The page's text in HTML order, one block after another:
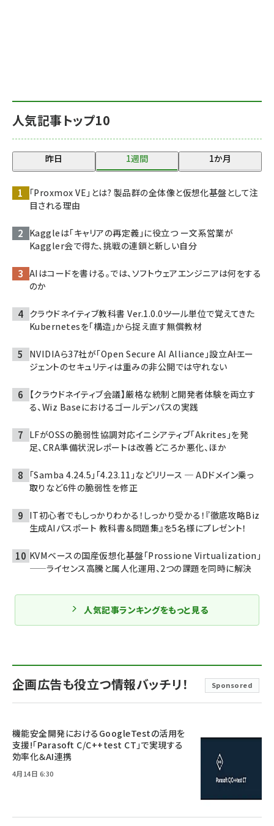
企画広告も役立つ情報バッチリ！ Sponsored
機能安全開発におけるGoogleTestの活用を
支援!「Parasoft C/C++test CT」で実現する
効率化＆AI連携
4月14日 6:30
人気記事トップ10
昨日 1週間 1か月
「Proxmox VE」とは? 製品群の全体像と仮想化基盤として注
目される理由
Kaggleは「キャリアの再定義」に役立つ ー文系営業が
Kaggler会で得た、挑戦の連鎖と新しい自分
AIはコードを書ける。では、ソフトウェアエンジニアは何をする
のか
クラウドネイティブ教科書 Ver.1.0.0――ツール単位で覚えてきた
Kubernetesを「構造」から捉え直す無償教材
NVIDIAら37社が「Open Secure AI Alliance」設立――AIエー
ジェントのセキュリティは重みの非公開では守れない
【クラウドネイティブ会議】厳格な統制と開発者体験を両立す
る、Wiz Baseにおけるゴールデンパスの実践
LFがOSSの脆弱性協調対応イニシアティブ「Akrites」を発
足、CRA準備状況レポートは改善どころか悪化、ほか
「Samba 4.24.5」「4.23.11」などリリース ─ ADドメイン乗っ
取りなど6件の脆弱性を修正
IT初心者でもしっかりわかる！しっかり受かる！『徹底攻略Biz
生成AIパスポート 教科書＆問題集』を5名様にプレゼント！
KVMベースの国産仮想化基盤「Prossione Virtualization」
——ライセンス高騰と属人化運用、2つの課題を同時に解決
人気記事ランキングをもっと見る